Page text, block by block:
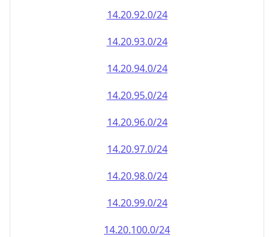
14.20.92.0/24
14.20.93.0/24
14.20.94.0/24
14.20.95.0/24
14.20.96.0/24
14.20.97.0/24
14.20.98.0/24
14.20.99.0/24
14.20.100.0/24